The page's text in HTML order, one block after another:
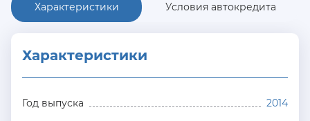
Характеристики Условия автокредита
Характеристики
Год выпуска 2014